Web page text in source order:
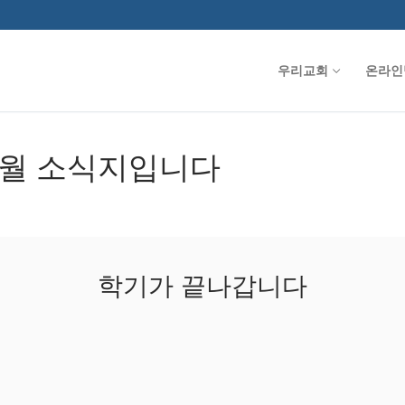
우리교회 온라
소식지입니다
학기가 끝나갑니다